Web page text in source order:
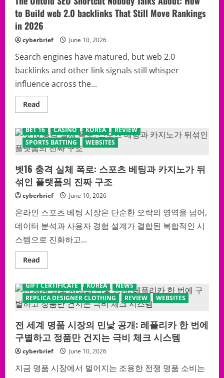
знака,
че
купувате
стил,
не
евтин
подарък
to Build web 2.0 backlinks That Still Move Rankings
in 2026
cyberbrief June 10, 2026
Search engines have matured, but web 2.0
backlinks and other link signals still whisper
influence across the...
Read
more
Untold
SEO
Shortcut
Nobody
About:
How
to
Build
web
backlinks
That
Still
Move
Rankings
in
2026
BET 16 CASINO KOREA
REVIEW
SPORTS BATTING
WEBSITES
벳16 충격 실체 폭로: 스포츠 베팅과 카지노가 뒤
섞인 플랫폼의 진짜 구조
cyberbrief June 10, 2026
온라인 스포츠 베팅 시장은 단순한 오락의 영역을 넘어,
데이터 분석과 사용자 경험 설계가 결합된 복합적인 시
스템으로 진화하고...
Read
more
16
충
격
실
폭
로:
스
포
츠
팅
과
GIFT CERTIFICATE KOREA
NEWS
REPLICA DESIGNER CLOTHING
REVIEW WEBSITES
전 세계 명품 시장의 민낯 공개: 레플리카 한 번에
구별하고 정품만 건지는 극비 체크 시스템
cyberbrief June 10, 2026
지금 명품 시장에서 벌어지는 조용한 전쟁 명품 소비는